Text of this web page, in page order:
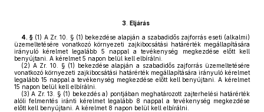
3. Eljárás
4. § (1) A Zr. 10. § (1) bekezdése alapján a szabadidős zajforrás eseti (alkalmi)
üzemeltetésére vonatkozó környezeti zajkibocsátási határérték megállapítására
irányuló kérelmet legalább 5 nappal a tevékenység megkezdése előtt kell
benyújtani. A kérelmet 5 napon belül kell elbírálni.
(2) A Zr. 10. § (1) bekezdése alapján a szabadidős zajforrás üzemeltetésére
vonatkozó környezeti zajkibocsátási határérték megállapítására irányuló kérelmet
legalább 15 nappal a tevékenység megkezdése előtt kell benyújtani. A kérelmet
15 napon belül kell elbírálni.
(3) A Zr. 13. § (1) bekezdés a) pontjában meghatározott zajterhelési határérték
alóli felmentés iránti kérelmet legalább 8 nappal a tevékenység megkezdése
előtt kell benyújtani. A kérelmet 8 napon belül kell elbírálni.